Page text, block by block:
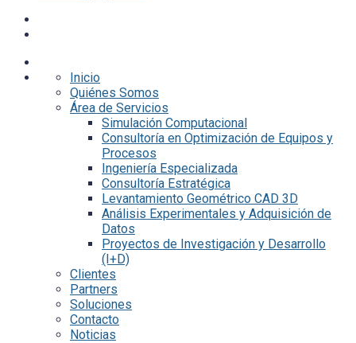
Inicio
Quiénes Somos
Área de Servicios
Simulación Computacional
Consultoría en Optimización de Equipos y
Procesos
Ingeniería Especializada
Consultoría Estratégica
Levantamiento Geométrico CAD 3D
Análisis Experimentales y Adquisición de
Datos
Proyectos de Investigación y Desarrollo
(I+D)
Clientes
Partners
Soluciones
Contacto
Noticias